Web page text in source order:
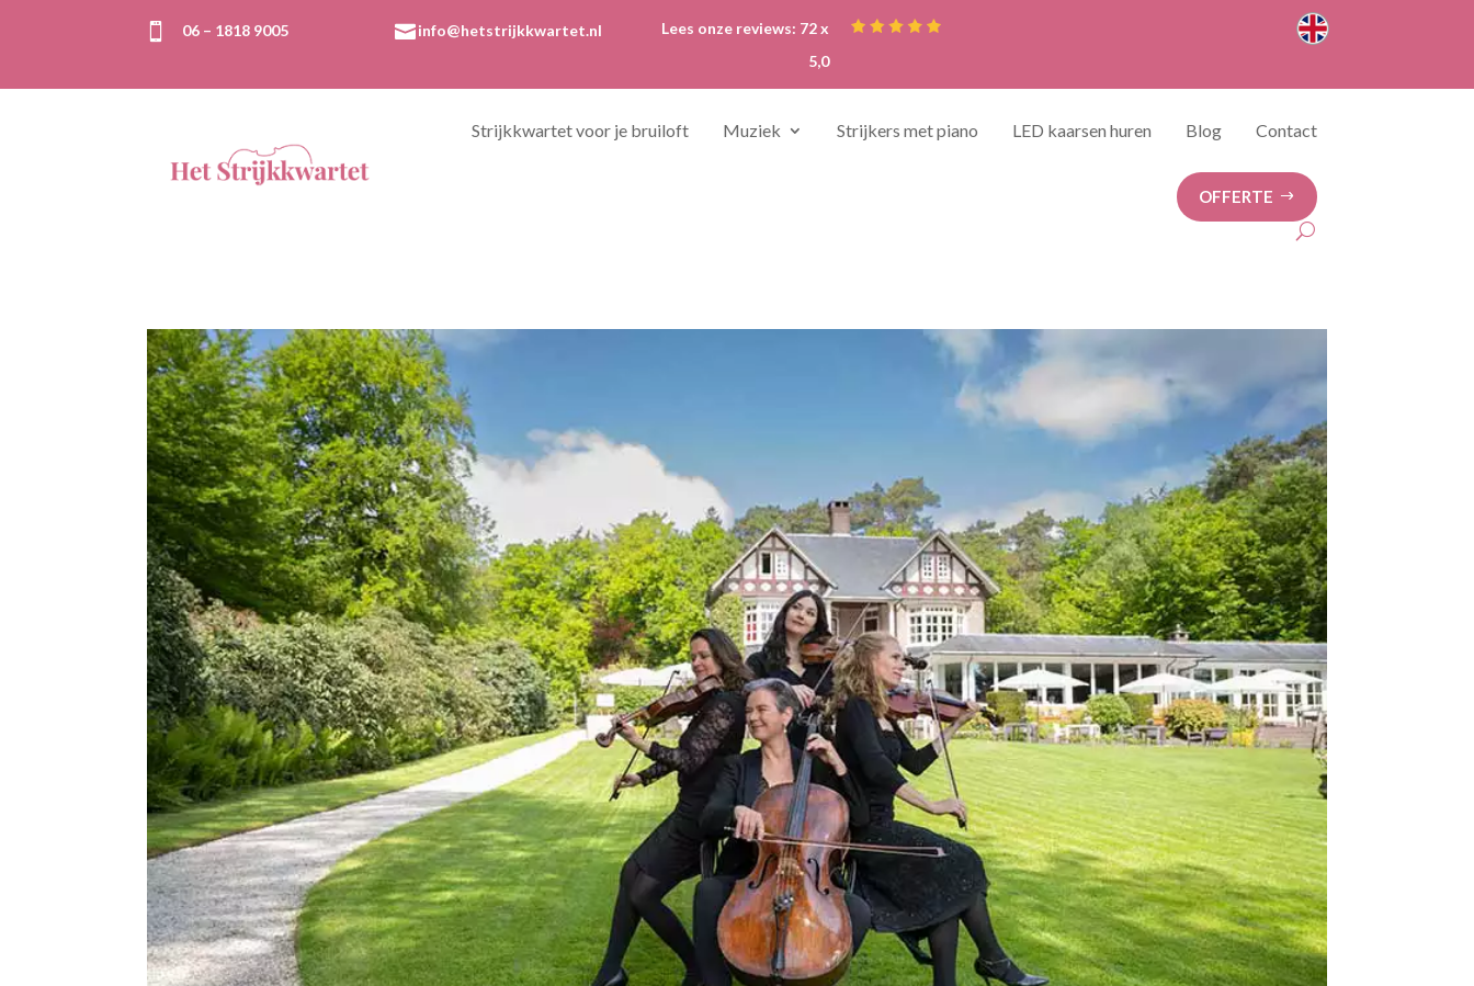
 06 – 1818 9005 info@hetstrijkkwartet.nl
Lees onze reviews: 72 x
5,0
Strijkkwartet voor je bruiloft Muziek Strijkers met piano LED kaarsen huren Blog Contact
OFFERTE